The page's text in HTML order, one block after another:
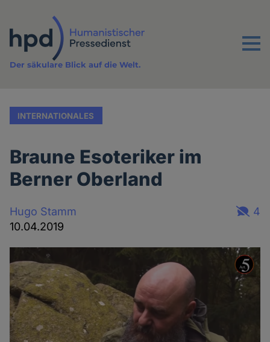
Inhalt
Menu
Der säkulare Blick auf die Welt.
INTERNATIONALES
Braune Esoteriker im
Berner Oberland
Hugo Stamm
10.04.2019
4